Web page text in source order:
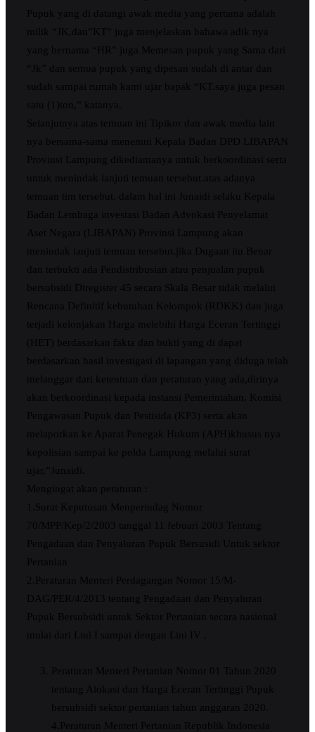
Pupuk yang di datangi awak media yang pertama adalah
milik “JK,dan”KT” juga menjelaskan bahawa adik nya
yang bernama “HR” juga Memesan pupuk yang Sama dari
“Jk” dan semua pupuk yang dipesan sudah di antar dan
sudah sampai rumah kami ujar bapak “KT.saya juga pesan
satu (1)ton,” katanya.
Selanjutnya atas temuan ini Tipikor dan awak media lain
nya bersama-sama menemui Kepala Badan DPD LIBAPAN
Provinsi Lampung dikediamanya untuk berkoordinasi serta
untuk menindak lanjuti temuan tersebut.atas adanya
temuan tim tersebut, dalam hal ini Junaidi selaku Kepala
Badan Lembaga investasi Badan Advokasi Penyelamat
Aset Negara (LIBAPAN) Provinsi Lampung akan
menindak lanjuti temuan tersebut.jika Dugaan itu Benar
dan terbukti ada Pendistribusian atau penjualan pupuk
bersubsidi Diregister 45 secara Skala Besar tidak melalui
Rencana Definitif kebutuhan Kelompok (RDKK) dan juga
terjadi kelonjakan Harga melebihi Harga Eceran Tertinggi
(HET) berdasarkan fakta dan bukti yang di dapat
berdasarkan hasil investigasi di lapangan yang diduga telah
melanggar dari ketentuan dan peraturan yang ada,dirinya
akan berkoordinasi kepada instansi Pemerintahan, Komisi
Pengawasan Pupuk dan Pestisida (KP3) serta akan
melaporkan ke Aparat Penegak Hukum (APH)khusus nya
kepolisian sampai ke polda Lampung melalui surat
ujar,”Junaidi.
Mengingat akan peraturan :
1.Surat Keputusan Menperindag Nomor
70/MPP/Kep/2/2003 tanggal 11 febuari 2003 Tentang
Pengadaan dan Penyaluran Pupuk Bersusidi Untuk sektor
Pertanian
2.Peraturan Menteri Perdagangan Nomor 15/M-
DAG/PER/4/2013 tentang Pengadaan dan Penyaluran
Pupuk Bersubsidi untuk Sektor Pertanian secara nasional
mulai dari Lini I sampai dengan Lini IV .
Peraturan Menteri Pertanian Nomor 01 Tahun 2020
tentang Alokasi dan Harga Eceran Tertinggi Pupuk
bersubsidi sektor pertanian tahun anggaran 2020.
4.Peraturan Menteri Pertanian Republik Indonesia